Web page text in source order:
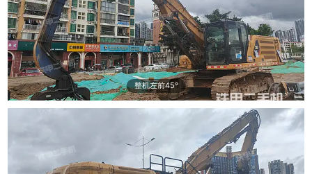
整机左前45°